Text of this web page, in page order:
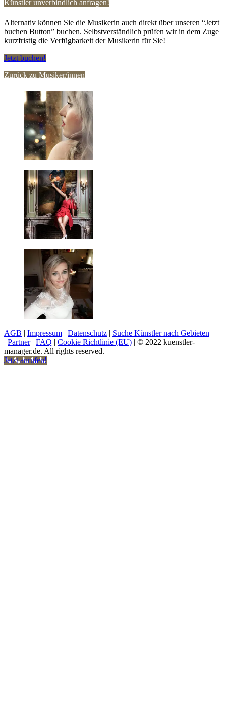
Künstler unverbindlich anfragen!
Alternativ können Sie die Musikerin auch direkt über unseren “Jetzt
buchen Button” buchen. Selbstverständlich prüfen wir in dem Zuge
kurzfristig die Verfügbarkeit der Musikerin für Sie!
Jetzt buchen!
Zurück zu Musiker/innen
AGB | Impressum | Datenschutz | Suche Künstler nach Gebieten
| Partner| FAQ | Cookie Richtlinie (EU) | © 2022 kuenstler-
manager.de. All rights reserved.
Jetzt anrufen!